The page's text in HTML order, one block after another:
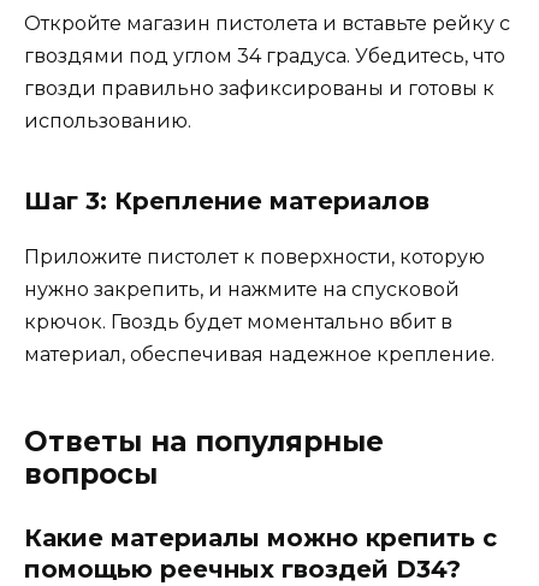
Откройте магазин пистолета и вставьте рейку с
гвоздями под углом 34 градуса. Убедитесь, что
гвозди правильно зафиксированы и готовы к
использованию.
Шаг 3: Крепление материалов
Приложите пистолет к поверхности, которую
нужно закрепить, и нажмите на спусковой
крючок. Гвоздь будет моментально вбит в
материал, обеспечивая надежное крепление.
Ответы на популярные
вопросы
Какие материалы можно крепить с
помощью реечных гвоздей D34?